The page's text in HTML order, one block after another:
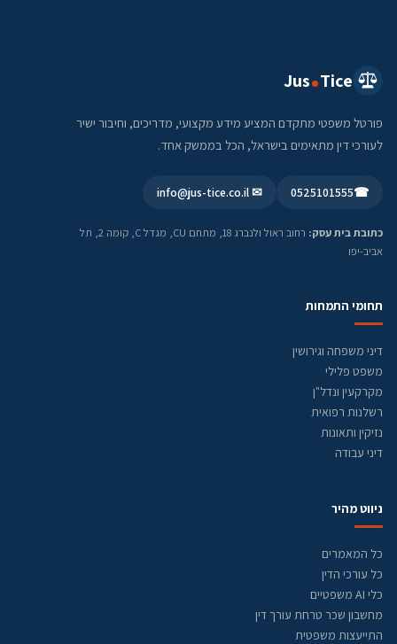
Jus Tice
פורטל משפטי מתקדם המציע מידע מקצועי, מדריכים, וחיבור ישיר
לעורכי דין מתאימים בישראל, הכל בממשק אחד.
☎
0525101555
✉ info@jus-tice.co.il
כתובת בית עסק:
רחוב ראול ולנברג 18, מתחם CU, מגדל C, קומה 2, תל
אביב-יפו
תחומי התמחות
דיני משפחה וגירושין
משפט פלילי
מקרקעין ונדל"ן
רשלנות רפואית
נזיקין ותאונות
דיני עבודה
ניווט מהיר
כל המאמרים
כל עורכי הדין
כלי AI משפטיים
מחשבון שכר טרחת עורך דין
התייעצות משפטית